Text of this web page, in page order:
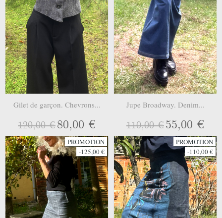
Gilet de garçon. Chevrons...
120,00 €80,00 €
Jupe Broadway. Denim...
110,00 €55,00 €
PROMOTION
-125,00 €
PROMOTION
-110,00 €